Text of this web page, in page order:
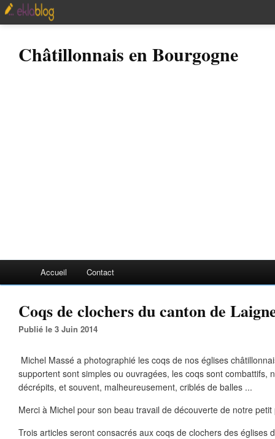
Châtillonnais en Bourgogne
Accueil Contact
Coqs de clochers du canton de
Publié le 3 Juin 2014
Michel Massé a photographié les coqs de nos églises
supportent sont simples ou ouvragées, les coqs sont combattifs,
décrépits, et souvent, malheureusement, criblés de balles ...
Merci à Michel pour son beau travail de découverte de notre
Trois articles seront consacrés aux coqs de clochers des églises